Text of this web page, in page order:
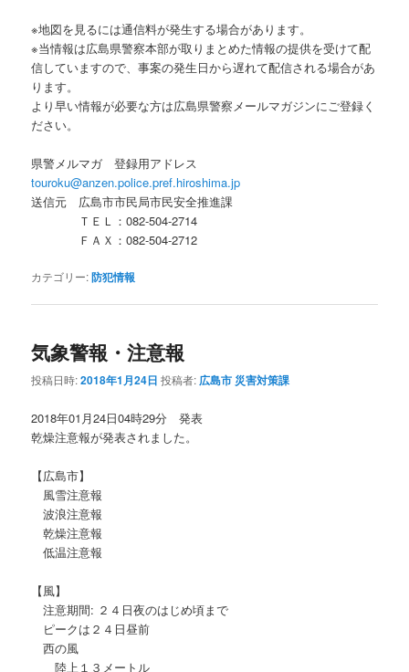
※地図を見るには通信料が発生する場合があります。
※当情報は広島県警察本部が取りまとめた情報の提供を受けて配
信していますので、事案の発生日から遅れて配信される場合があ
ります。
より早い情報が必要な方は広島県警察メールマガジンにご登録く
ださい。
県警メルマガ 登録用アドレス
touroku@anzen.police.pref.hiroshima.jp
送信元 広島市市民局市民安全推進課
ＴＥＬ：082-504-2714
ＦＡＸ：082-504-2712
カテゴリー:防犯情報
気象警報・注意報
投稿日時:2018年1月24日 投稿者: 広島市 災害対策課
2018年01月24日04時29分 発表
乾燥注意報が発表されました。
【広島市】
風雪注意報
波浪注意報
乾燥注意報
低温注意報
【風】
注意期間: ２４日夜のはじめ頃まで
ピークは２４日昼前
西の風
陸上１３メートル